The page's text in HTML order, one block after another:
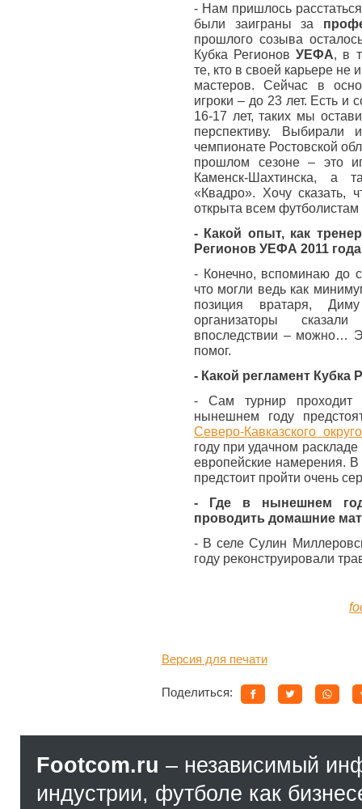
- Нам пришлось
были заиграны за
прошлого созыва
Кубка РегионовУЕФА, в
те, кто в своей карьере не
мастеров. Сейчас в
игроки – до 23 лет. Есть
16-17 лет, таких мы
перспективу.
чемпионате Ростовской
прошлом сезоне – это
Каменск-Шахтинска, а
«Квадро». Хочу сказать,
открыта всем футболистам
- Какой опыт, как
Регионов УЕФА 2011
- Конечно, вспоминаю до
что могли ведь как
позиция вратаря,
организаторы
впоследствии – можно…
помог.
- Какой регламент Кубка
- Сам турнир
нынешнем году
Северо-Кавказского
году при удачном
европейские намерения.
предстоит пройти очень
- Где в нынешнем
проводить домашние
- В селе Сулин
году реконструировали
f
Версия для печати
Поделиться:
Footcom.ru – независимый
индустрии, футболе как